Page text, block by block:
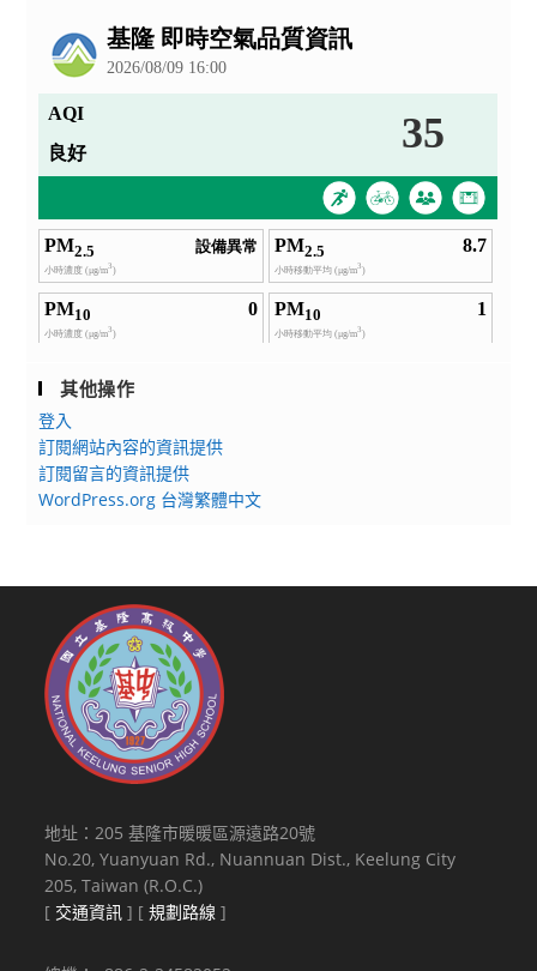
其他操作
登入
訂閱網站內容的資訊提供
訂閱留言的資訊提供
WordPress.org 台灣繁體中文
地址：205 基隆市暖暖區源遠路20號
No.20, Yuanyuan Rd., Nuannuan Dist., Keelung City
205, Taiwan (R.O.C.)
[ 交通資訊 ] [規劃路線 ]